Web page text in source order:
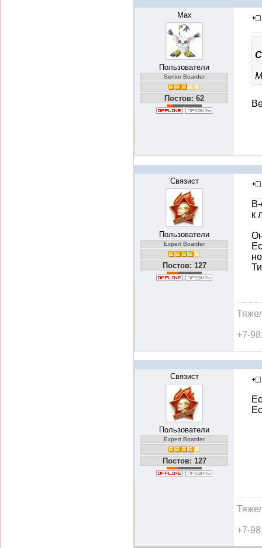
Max
Пользователи
Senior Boarder
Постов: 62
Связист
Пользователи
Expert Boarder
Постов: 127
к
+7-
Связист
Пользователи
Expert Boarder
Постов: 127
+7-